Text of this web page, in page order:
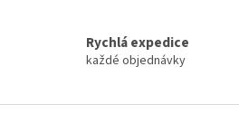
Rychlá expedice
každé objednávky